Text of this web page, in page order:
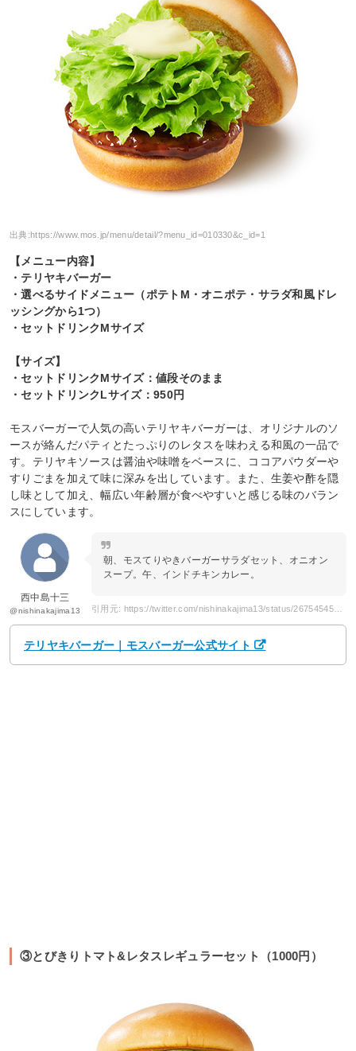
出典: https://www.mos.jp/menu/detail/?menu_id=010330&c_id=1
【メニュー内容】
・テリヤキバーガー
・選べるサイドメニュー（ポテトM・オニポテ・サラダ和風ドレ
ッシングから1つ）
・セットドリンクMサイズ
【サイズ】
・セットドリンクMサイズ：値段そのまま
・セットドリンクLサイズ：950円
モスバーガーで人気の高いテリヤキバーガーは、オリジナルのソ
ースが絡んだパティとたっぷりのレタスを味わえる和風の一品で
す。テリヤキソースは醤油や味噌をベースに、ココアパウダーや
すりごまを加えて味に深みを出しています。また、生姜や酢を隠
し味として加え、幅広い年齢層が食べやすいと感じる味のバラン
スにしています。
西中島十三
@nishinakajima13
朝、モスてりやきバーガーサラダセット、オニオン
スープ。午、インドチキンカレー。
引用元: https://twitter.com/nishinakajima13/status/267545450746376192?s=20
テリヤキバーガー｜モスバーガー公式サイト
③とびきりトマト&レタスレギュラーセット（1000円）